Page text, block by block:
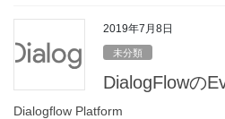
2019年7月8日
未分類
DialogFlowの
Dialogflow Platform